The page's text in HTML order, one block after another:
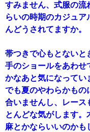
すみません、式服の流
らいの時期のカジュア
んどうされてますか。
帯つきで心もとないと
手のショールをあわせ
かなあと気になってい
でも夏のやわらかもの
合いませんし、レース
とんどな気がします
麻とかならいいのかも